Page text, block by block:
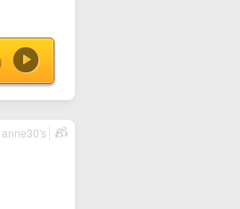
anne30's